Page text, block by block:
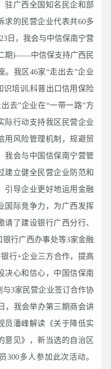
驻广西全国知名民企和部
求的民营企业代表共60多
日，我会与中信保南宁营
期)——中信保支持广西民
。我区46家“走出去”企业
识培训,科普出口信用保险
去”企业在“一带一路”方
际行动支持我区民营企业
用风险管理机制，规避贸
我会与中国信保南宁营管
建立健全民营企业防范和
引导企业更好地运用金融
国际竞争力，为广西发挥
了建设银行广西分行、
行广西办事处等3家金融
行+企业三方合作，提高
决心和信心，中国信保南
3家民营企业签订合作协
，我会举办第三期商会讲
员潘峰解读《关于降低实
意见》，新当选的自治区
300多人参加此次活动。